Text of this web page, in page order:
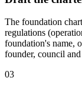
The foundation
regulations
foundation's name,
founder, council
03